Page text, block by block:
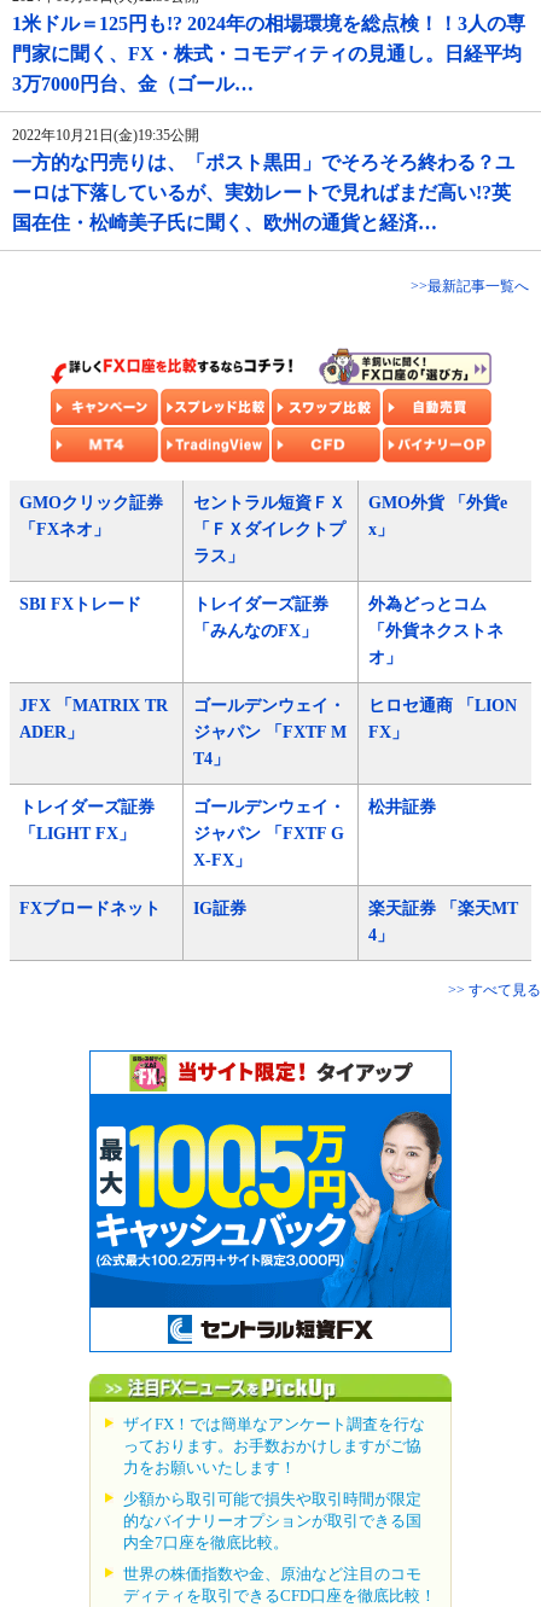
1米ドル＝125円も!? 2024年の相場環境を総点検！！3人の専
門家に聞く、FX・株式・コモディティの見通し。日経平均
3万7000円台、金（ゴール…
2022年10月21日(金)19:35公開
一方的な円売りは、「ポスト黒田」でそろそろ終わる？ユ
ーロは下落しているが、実効レートで見ればまだ高い!?英
国在住・松崎美子氏に聞く、欧州の通貨と経済…
>>最新記事一覧へ
GMOクリック証券
「FXネオ」
セントラル短資ＦＸ
「ＦＸダイレクトプ
ラス」
GMO外貨 「外貨e
x」
SBI FXトレード
トレイダーズ証券
「みんなのFX」
外為どっとコム
「外貨ネクストネ
オ」
JFX 「MATRIX TR
ADER」
ゴールデンウェイ・
ジャパン 「FXTF M
T4」
ヒロセ通商 「LION
FX」
トレイダーズ証券
「LIGHT FX」
ゴールデンウェイ・
ジャパン 「FXTF G
X-FX」
松井証券
FXブロードネット IG証券
楽天証券 「楽天MT
4」
>> すべて見る
ザイFX！では簡単なアンケート調査を行な
っております。お手数おかけしますがご協
力をお願いいたします！
少額から取引可能で損失や取引時間が限定
的なバイナリーオプションが取引できる国
内全7口座を徹底比較。
世界の株価指数や金、原油など注目のコモ
ディティを取引できるCFD口座を徹底比較！